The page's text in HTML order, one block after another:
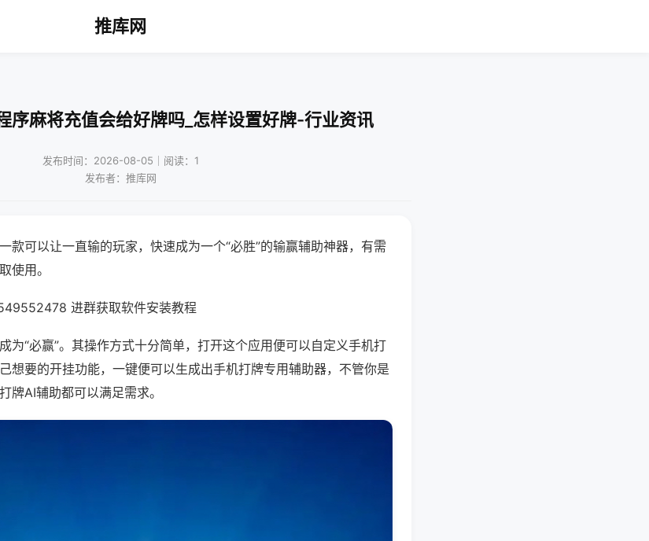
推库网
序麻将充值会给好牌吗_怎样设置好牌-行业资讯
发布时间：2026-08-05｜阅读：1
发布者：推库网
款可以让一直输的玩家，快速成为一个“必胜”的输赢辅助神器，有需
使用。
进群获取软件安装教程
为“必赢”。其操作方式十分简单，打开这个应用便可以自定义手机打
想要的开挂功能，一键便可以生成出手机打牌专用辅助器，不管你是
牌AI辅助都可以满足需求。